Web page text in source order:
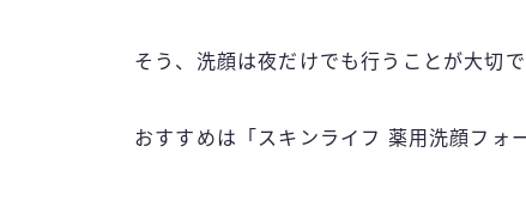
そう、洗顔は夜だけでも行うことが大切で
おすすめは「スキンライフ 薬用洗顔フォ